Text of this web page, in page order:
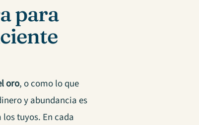
para
oro, o como lo que
y abundancia es
tuyos. En cada